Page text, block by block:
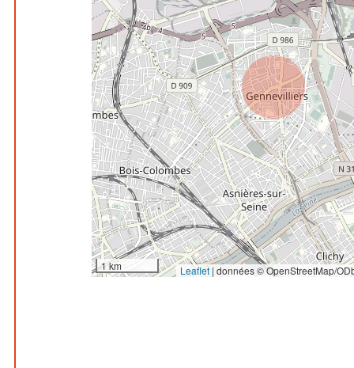
1 km Leaflet | données © OpenStreetMap/